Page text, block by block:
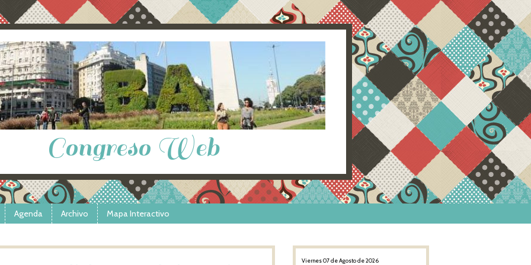
Congreso Web
Agenda Archivo Mapa Interactivo
Viernes 07 de Agosto de 2026